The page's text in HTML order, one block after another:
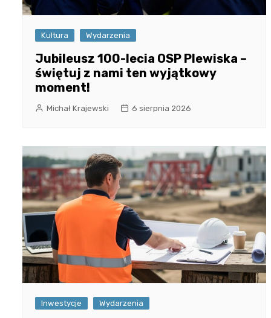
Kultura Wydarzenia
Jubileusz 100-lecia OSP Plewiska –
świętuj z nami ten wyjątkowy
moment!
Michał Krajewski 6 sierpnia 2026
Inwestycje Wydarzenia